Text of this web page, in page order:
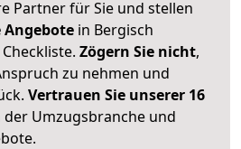
Partner für Sie und stellen
in Bergisch
Zögern Sie nicht,
zu nehmen und
Vertrauen Sie unserer 16
der Umzugsbranche und